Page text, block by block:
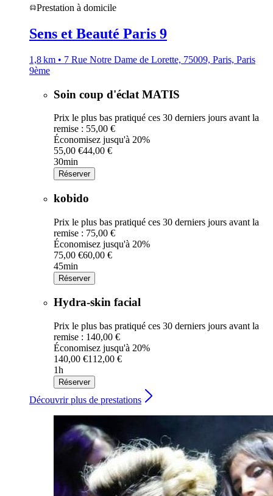
Prestation à domicile
Sens et Beauté Paris 9
1,8 km • 7 Rue Notre Dame de Lorette, 75009, Paris, Paris
9ème
Soin coup d'éclat MATIS
Prix le plus bas pratiqué ces 30 derniers jours avant la
remise : 55,00 €
Économisez jusqu'à 20%
55,00 €44,00 €
30min
Réserver
kobido
Prix le plus bas pratiqué ces 30 derniers jours avant la
remise : 75,00 €
Économisez jusqu'à 20%
75,00 €60,00 €
45min
Réserver
Hydra-skin facial
Prix le plus bas pratiqué ces 30 derniers jours avant la
remise : 140,00 €
Économisez jusqu'à 20%
140,00 €112,00 €
1h
Réserver
Découvrir plus de prestations